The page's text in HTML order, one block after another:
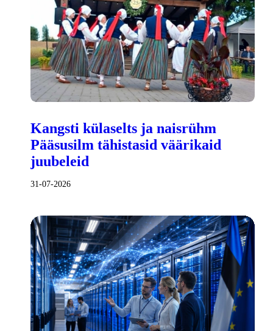
Kangsti külaselts ja naisrühm
Pääsusilm tähistasid väärikaid
juubeleid
31-07-2026